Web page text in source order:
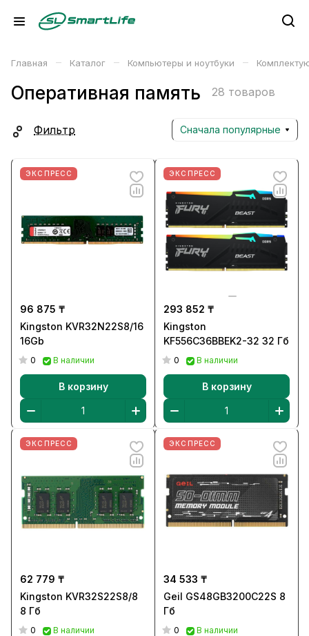
Главная – Каталог – Компьютеры и ноутбуки –
Оперативная память 28 товаров
Фильтр Сначала популярные
ЭКСПРЕСС
96 875 ₸
Kingston KVR32N22S8/16
16Gb
0 В наличии
В корзину
ЭКСПРЕСС
293 852 ₸
Kingston
KF556C36BBEK2-32 32 Гб
0 В наличии
В корзину
ЭКСПРЕСС
62 779 ₸
Kingston KVR32S22S8/8
8 Гб
0 В наличии
ЭКСПРЕСС
34 533 ₸
Geil GS48GB3200C22S 8
Гб
0 В наличии